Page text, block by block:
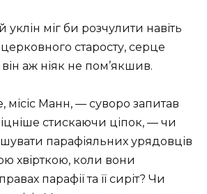
уклін міг би розчулити навіть
старосту, серце
аж ніяк не пом’якшив.
місіс Манн, — суворо запитав
стискаючи ціпок, — чи
парафіяльних урядовців
хвірткою, коли вони
парафії та її сиріт? Чи